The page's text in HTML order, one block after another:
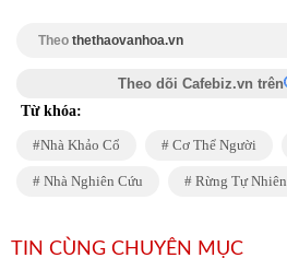
Theo thethaovanhoa.vn
Theo dõi Cafebiz.vn trên
Từ khóa:
Nhà Khảo Cổ Cơ Thể Người
Nhà Nghiên Cứu Rừng Tự Nhiên
TIN CÙNG CHUYÊN MỤC